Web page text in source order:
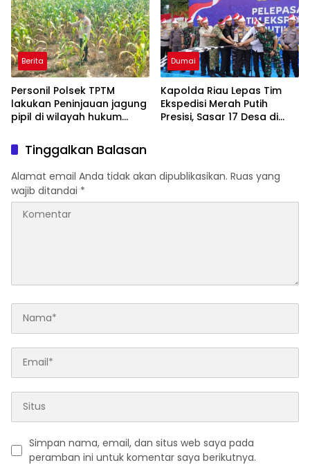
Berita
Personil Polsek TPTM
lakukan Peninjauan jagung
pipil di wilayah hukum
Dumai
Kapolda Riau Lepas Tim
Ekspedisi Merah Putih
Presisi, Sasar 17 Desa di
Tinggalkan Balasan
Alamat email Anda tidak akan dipublikasikan. Ruas yang
wajib ditandai *
Simpan nama, email, dan situs web saya pada
peramban ini untuk komentar saya berikutnya.